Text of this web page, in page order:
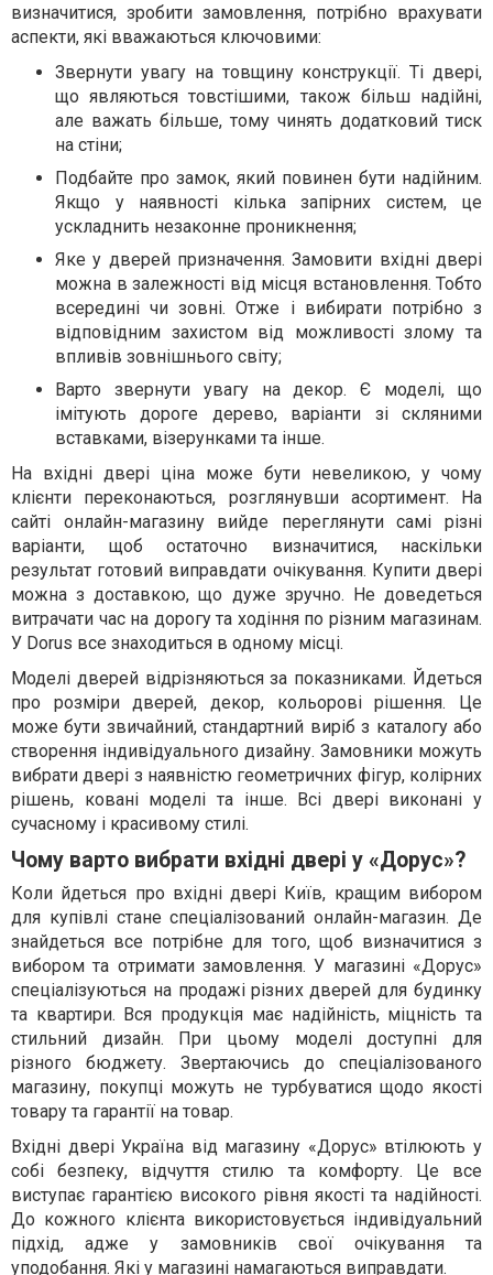
визначитися, зробити замовлення, потрібно врахувати
аспекти, які вважаються ключовими:
Звернути увагу на товщину конструкції. Ті двері,
що являються товстішими, також більш надійні,
але важать більше, тому чинять додатковий тиск
на стіни;
Подбайте про замок, який повинен бути надійним.
Якщо у наявності кілька запірних систем, це
ускладнить незаконне проникнення;
Яке у дверей призначення. Замовити вхідні двері
можна в залежності від місця встановлення. Тобто
всередині чи зовні. Отже і вибирати потрібно з
відповідним захистом від можливості злому та
впливів зовнішнього світу;
Варто звернути увагу на декор. Є моделі, що
імітують дороге дерево, варіанти зі скляними
вставками, візерунками та інше.
На вхідні двері ціна може бути невеликою, у чому
клієнти переконаються, розглянувши асортимент. На
сайті онлайн-магазину вийде переглянути самі різні
варіанти, щоб остаточно визначитися, наскільки
результат готовий виправдати очікування. Купити двері
можна з доставкою, що дуже зручно. Не доведеться
витрачати час на дорогу та ходіння по різним магазинам.
У Dorus все знаходиться в одному місці.
Моделі дверей відрізняються за показниками. Йдеться
про розміри дверей, декор, кольорові рішення. Це
може бути звичайний, стандартний виріб з каталогу або
створення індивідуального дизайну. Замовники можуть
вибрати двері з наявністю геометричних фігур, колірних
рішень, ковані моделі та інше. Всі двері виконані у
сучасному і красивому стилі.
Чому варто вибрати вхідні двері у «Дорус»?
Коли йдеться про вхідні двері Київ, кращим вибором
для купівлі стане спеціалізований онлайн-магазин. Де
знайдеться все потрібне для того, щоб визначитися з
вибором та отримати замовлення. У магазині «Дорус»
спеціалізуються на продажі різних дверей для будинку
та квартири. Вся продукція має надійність, міцність та
стильний дизайн. При цьому моделі доступні для
різного бюджету. Звертаючись до спеціалізованого
магазину, покупці можуть не турбуватися щодо якості
товару та гарантії на товар.
Вхідні двері Україна від магазину «Дорус» втілюють у
собі безпеку, відчуття стилю та комфорту. Це все
виступає гарантією високого рівня якості та надійності.
До кожного клієнта використовується індивідуальний
підхід, адже у замовників свої очікування та
уподобання. Які у магазині намагаються виправдати.